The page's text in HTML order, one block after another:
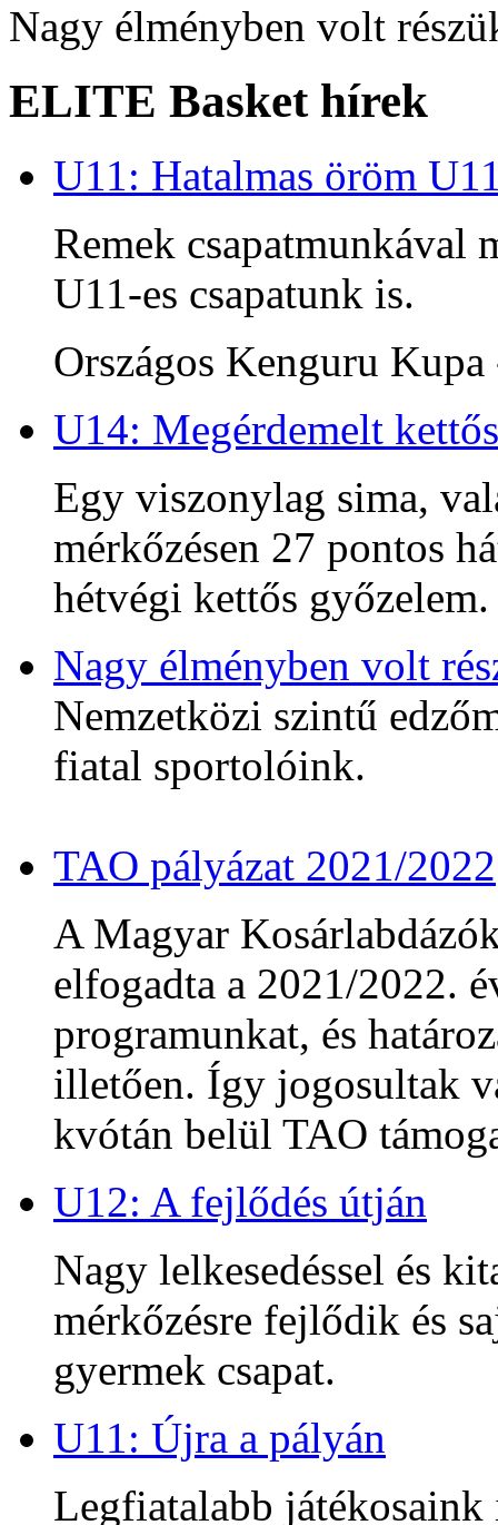
Nagy élményben volt
ELITE Basket hírek
U11: Hatalmas öröm
Remek csapatmunkával
U11-es csapatunk is.
Országos Kenguru
U14: Megérdemelt
Egy viszonylag sima,
mérkőzésen 27 pontos
hétvégi kettős győzelem.
Nagy élményben volt
Nemzetközi szintű
fiatal sportolóink.
TAO pályázat 2021/2022
A Magyar
elfogadta a 2021/2022.
programunkat, és
illetően. Így jogosultak
kvótán belül TAO
U12: A fejlődés útján
Nagy lelkesedéssel és
mérkőzésre fejlődik és
gyermek csapat.
U11: Újra a pályán
Legfiatalabb